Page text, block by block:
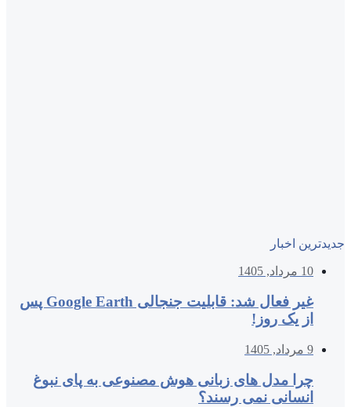
جدیدترین اخبار
10 مرداد, 1405
غیر فعال شد: قابلیت جنجالی Google Earth پس
از یک روز!
9 مرداد, 1405
چرا مدل‌ های زبانی هوش مصنوعی به پای نبوغ
انسانی نمی‌ رسند؟